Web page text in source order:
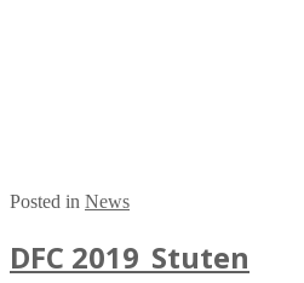
Posted in News
DFC 2019_Stuten